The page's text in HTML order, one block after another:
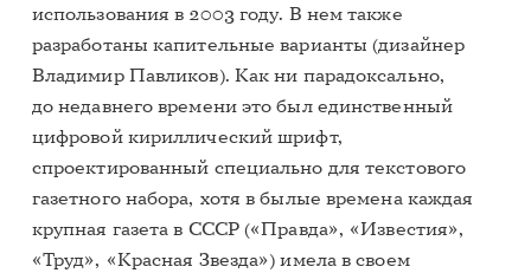
использования в 2003 году. В нем также
разработаны капительные варианты (дизайнер
Владимир Павликов). Как ни парадоксально,
до недавнего времени это был единственный
цифровой кириллический шрифт,
спроектированный специально для текстового
газетного набора, хотя в былые времена каждая
крупная газета в СССР («Правда», «Известия»,
«Труд», «Красная Звезда») имела в своем